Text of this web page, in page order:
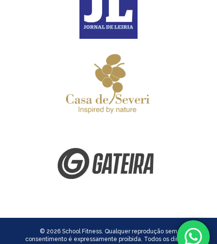
© 2026 School Fitness. Qualquer reprodução sem
consentimento é expressamente proibida. Todos os direitos